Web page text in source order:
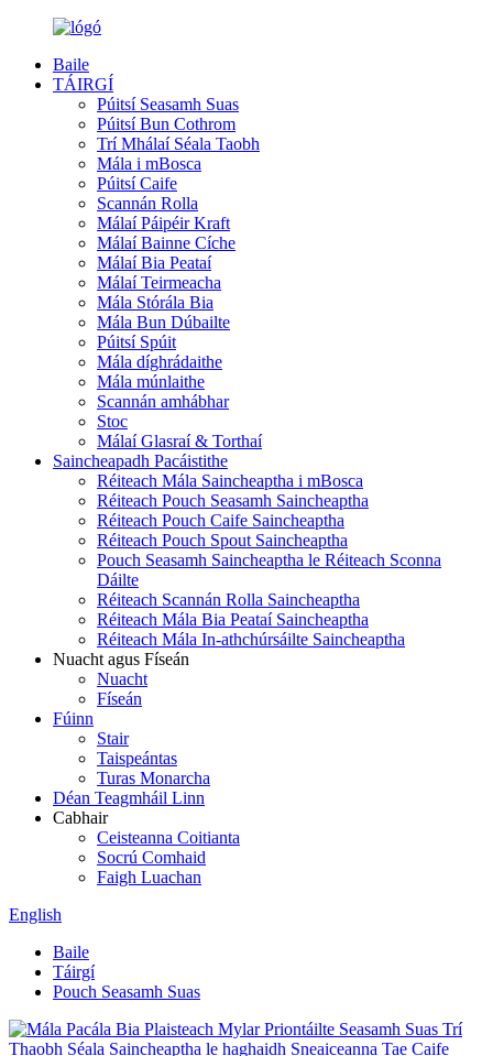
Baile
TÁIRGÍ
Púitsí Seasamh Suas
Púitsí Bun Cothrom
Trí Mhálaí Séala Taobh
Mála i mBosca
Púitsí Caife
Scannán Rolla
Málaí Páipéir Kraft
Málaí Bainne Cíche
Málaí Bia Peataí
Málaí Teirmeacha
Mála Stórála Bia
Mála Bun Dúbailte
Púitsí Spúit
Mála díghrádaithe
Mála múnlaithe
Scannán amhábhar
Stoc
Málaí Glasraí & Torthaí
Saincheapadh Pacáistithe
Réiteach Mála Saincheaptha i mBosca
Réiteach Pouch Seasamh Saincheaptha
Réiteach Pouch Caife Saincheaptha
Réiteach Pouch Spout Saincheaptha
Pouch Seasamh Saincheaptha le Réiteach Sconna
Dáilte
Réiteach Scannán Rolla Saincheaptha
Réiteach Mála Bia Peataí Saincheaptha
Réiteach Mála In-athchúrsáilte Saincheaptha
Nuacht agus Físeán
Nuacht
Físeán
Fúinn
Stair
Taispeántas
Turas Monarcha
Déan Teagmháil Linn
Cabhair
Ceisteanna Coitianta
Socrú Comhaid
Faigh Luachan
English
Baile
Táirgí
Pouch Seasamh Suas